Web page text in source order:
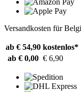
Versandkosten für
ab € 54,90 kostenlos*
ab € 0,00 € 6,90